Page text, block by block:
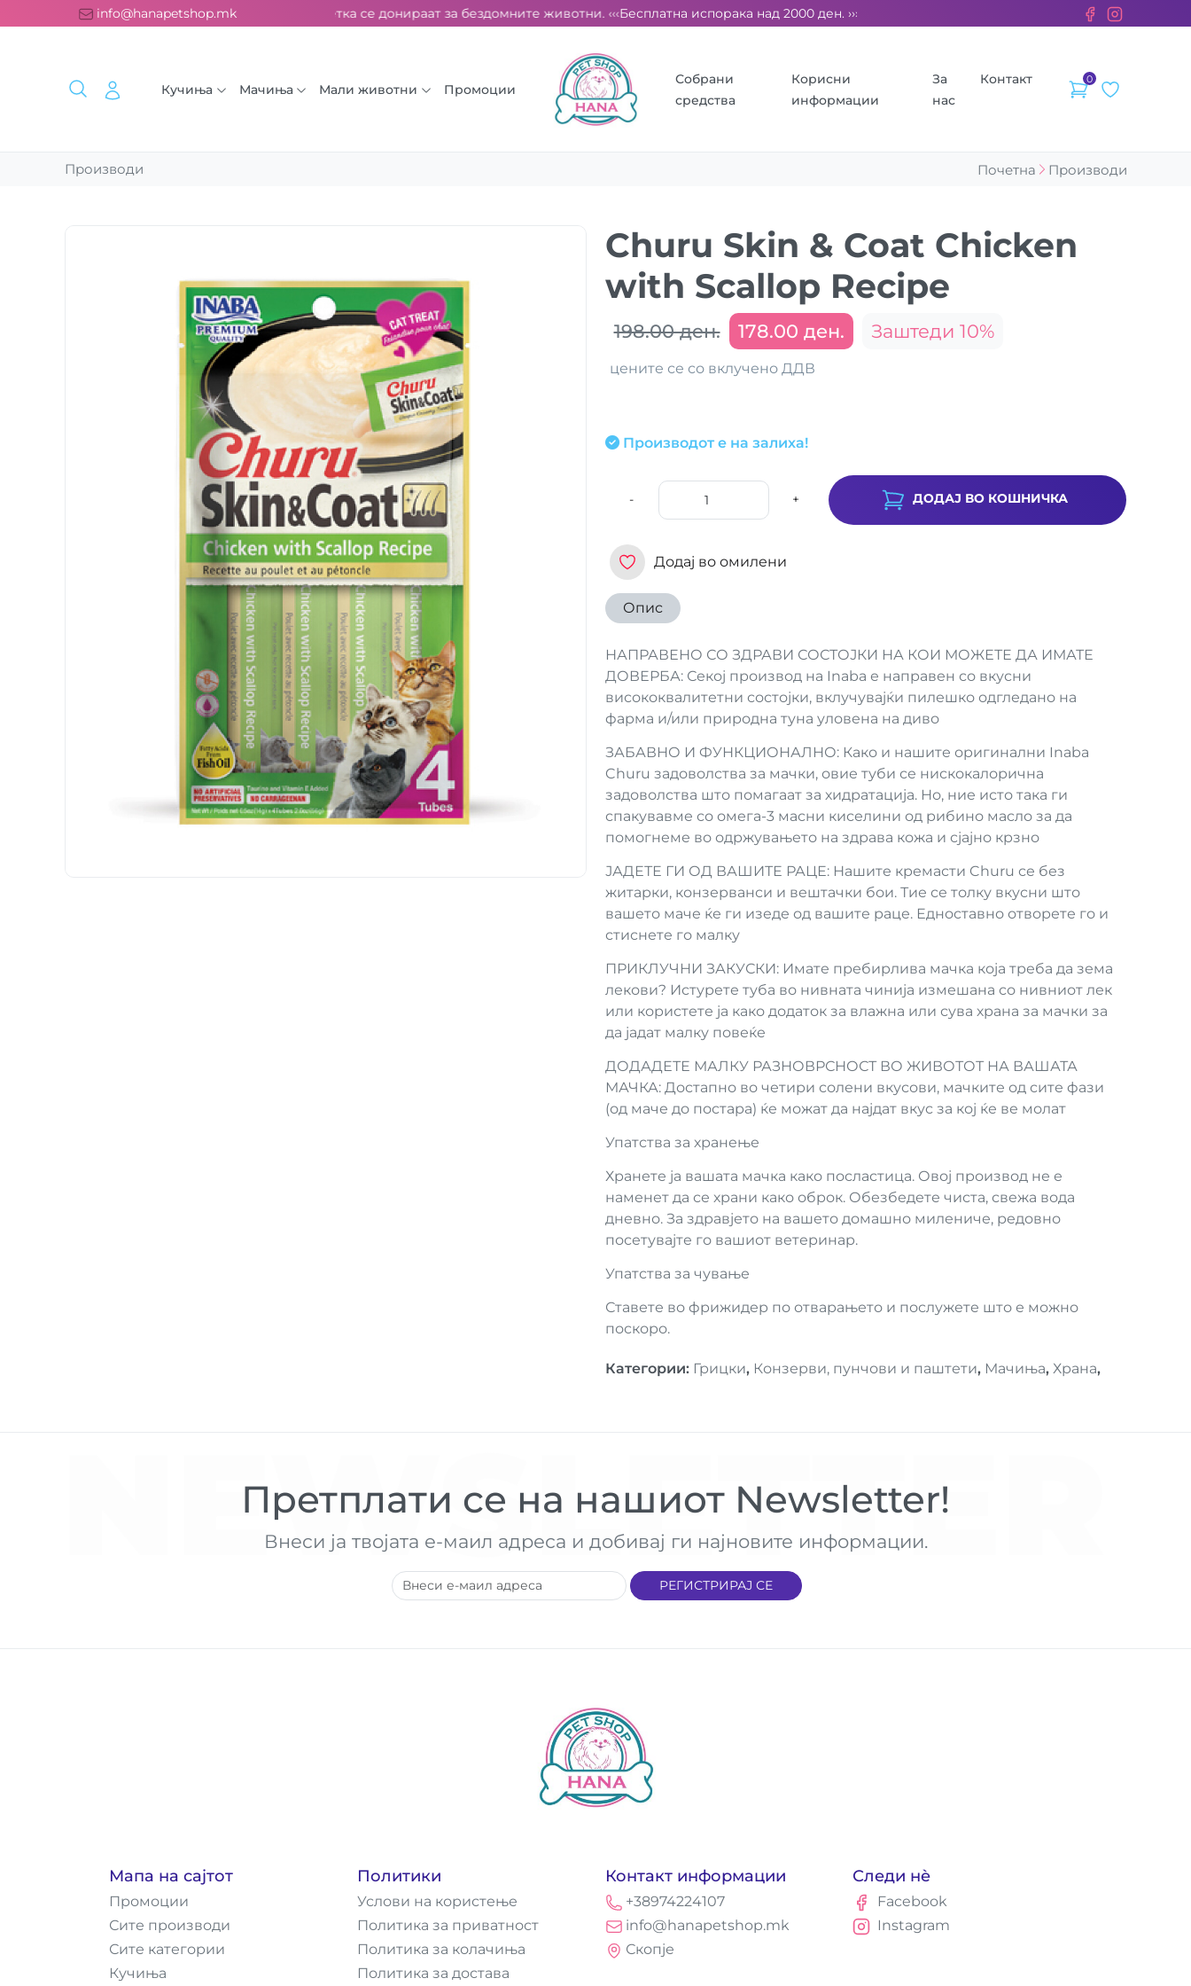
info@hanapetshop.mk
испорака над 2000 ден. ››› 2% од секоја сметка се донираат за бездомните животни. ‹‹‹Бесплатна испорака над 2000 ден. ››› 2% од секоја сметка се донираат за бездомните
Кучиња Мачиња Мали животни Промоции
Собрани
средства
Корисни
информации
За
нас
Контакт 0
Производи Почетна Производи
Churu Skin & Coat Chicken
with Scallop Recipe
198.00 ден. 178.00 ден. Заштеди 10%
цените се со вклучено ДДВ
Производот е на залиха!
- + ДОДАЈ ВО КОШНИЧКА
Додај во омилени
Опис
НАПРАВЕНО СО ЗДРАВИ СОСТОЈКИ НА КОИ МОЖЕТЕ ДА ИМАТЕ
ДОВЕРБА: Секој производ на Inaba е направен со вкусни
висококвалитетни состојки, вклучувајќи пилешко одгледано на
фарма и/или природна туна уловена на диво
ЗАБАВНО И ФУНКЦИОНАЛНО: Како и нашите оригинални Inaba
Churu задоволства за мачки, овие туби се нискокалорична
задоволства што помагаат за хидратација. Но, ние исто така ги
спакувавме со омега-3 масни киселини од рибино масло за да
помогнеме во одржувањето на здрава кожа и сјајно крзно
ЈАДЕТЕ ГИ ОД ВАШИТЕ РАЦЕ: Нашите кремасти Churu се без
житарки, конзерванси и вештачки бои. Тие се толку вкусни што
вашето маче ќе ги изеде од вашите раце. Едноставно отворете го и
стиснете го малку
ПРИКЛУЧНИ ЗАКУСКИ: Имате пребирлива мачка која треба да зема
лекови? Истурете туба во нивната чинија измешана со нивниот лек
или користете ја како додаток за влажна или сува храна за мачки за
да јадат малку повеќе
ДОДАДЕТЕ МАЛКУ РАЗНОВРСНОСТ ВО ЖИВОТОТ НА ВАШАТА
МАЧКА: Достапно во четири солени вкусови, мачките од сите фази
(од маче до постара) ќе можат да најдат вкус за кој ќе ве молат
Упатства за хранење
Хранете ја вашата мачка како посластица. Овој производ не е
наменет да се храни како оброк. Обезбедете чиста, свежа вода
дневно. За здравјето на вашето домашно милениче, редовно
посетувајте го вашиот ветеринар.
Упатства за чување
Ставете во фрижидер по отварањето и послужете што е можно
поскоро.
Категории: Грицки, Конзерви, пунчови и паштети, Мачиња, Храна,
NEWSLETTER
Претплати се на нашиот Newsletter!
Внеси ја твојата е-маил адреса и добивај ги најновите информации.
РЕГИСТРИРАЈ СЕ
Мапа на сајтот
Промоции
Сите производи
Сите категории
Кучиња
Политики
Услови на користење
Политика за приватност
Политика за колачиња
Политика за достава
Контакт информации
+38974224107
info@hanapetshop.mk
Скопје
Следи нè
Facebook
Instagram